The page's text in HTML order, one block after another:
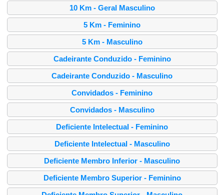
10 Km - Geral Masculino
5 Km - Feminino
5 Km - Masculino
Cadeirante Conduzido - Feminino
Cadeirante Conduzido - Masculino
Convidados - Feminino
Convidados - Masculino
Deficiente Intelectual - Feminino
Deficiente Intelectual - Masculino
Deficiente Membro Inferior - Masculino
Deficiente Membro Superior - Feminino